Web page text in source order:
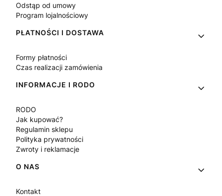
Odstąp od umowy
Program lojalnościowy
PŁATNOŚCI I DOSTAWA
Formy płatności
Czas realizacji zamówienia
INFORMACJE I RODO
RODO
Jak kupować?
Regulamin sklepu
Polityka prywatności
Zwroty i reklamacje
O NAS
Kontakt